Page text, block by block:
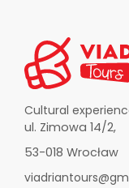
Cultural
ul. Zimowa 14/2,
53-018 Wrocław